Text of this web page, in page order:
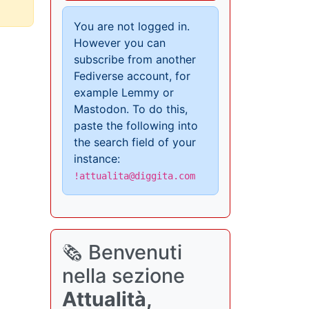
You are not logged in.
However you can
subscribe from another
Fediverse account, for
example Lemmy or
Mastodon. To do this,
paste the following into
the search field of your
instance:
!attualita@diggita.com
🗞️ Benvenuti
nella sezione
Attualità,